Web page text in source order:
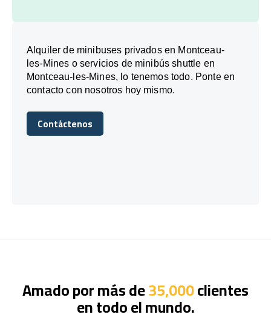
Alquiler de minibuses privados en Montceau-
les-Mines o servicios de minibús shuttle en
Montceau-les-Mines, lo tenemos todo. Ponte en
contacto con nosotros hoy mismo.
Contáctenos
Contáctenos
Amado por más de35,000clientes
en todo el mundo.